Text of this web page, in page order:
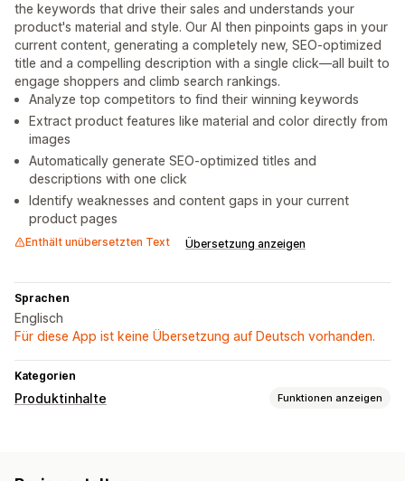
the keywords that drive their sales and understands your
product's material and style. Our AI then pinpoints gaps in your
current content, generating a completely new, SEO-optimized
title and a compelling description with a single click—all built to
engage shoppers and climb search rankings.
Analyze top competitors to find their winning keywords
Extract product features like material and color directly from
images
Automatically generate SEO-optimized titles and
descriptions with one click
Identify weaknesses and content gaps in your current
product pages
Enthält unübersetzten Text Übersetzung anzeigen
Sprachen
Englisch
Für diese App ist keine Übersetzung auf Deutsch vorhanden.
Kategorien
Produktinhalte Funktionen anzeigen